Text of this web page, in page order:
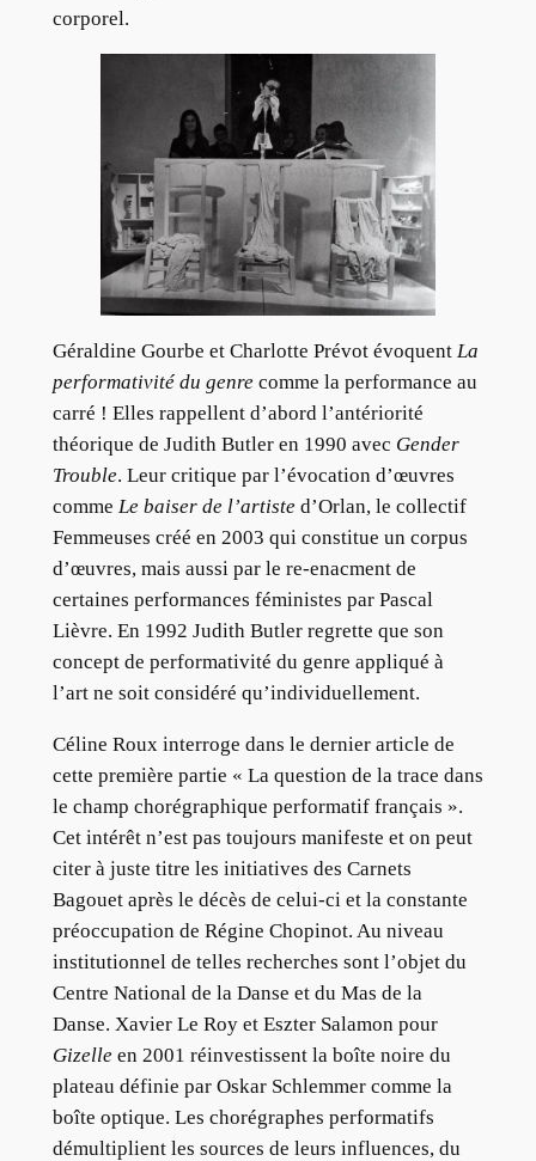
corporel.
Géraldine Gourbe et Charlotte Prévot évoquent La
performativité du genre comme la performance au
carré ! Elles rappellent d’abord l’antériorité
théorique de Judith Butler en 1990 avec Gender
Trouble. Leur critique par l’évocation d’œuvres
comme Le baiser de l’artisted’Orlan, le collectif
Femmeuses créé en 2003 qui constitue un corpus
d’œuvres, mais aussi par le re-enacment de
certaines performances féministes par Pascal
Lièvre. En 1992 Judith Butler regrette que son
concept de performativité du genre appliqué à
l’art ne soit considéré qu’individuellement.
Céline Roux interroge dans le dernier article de
cette première partie « La question de la trace dans
le champ chorégraphique performatif français ».
Cet intérêt n’est pas toujours manifeste et on peut
citer à juste titre les initiatives des Carnets
Bagouet après le décès de celui-ci et la constante
préoccupation de Régine Chopinot. Au niveau
institutionnel de telles recherches sont l’objet du
Centre National de la Danse et du Mas de la
Danse. Xavier Le Roy et Eszter Salamon pour
Gizelleen 2001 réinvestissent la boîte noire du
plateau définie par Oskar Schlemmer comme la
boîte optique. Les chorégraphes performatifs
démultiplient les sources de leurs influences, du